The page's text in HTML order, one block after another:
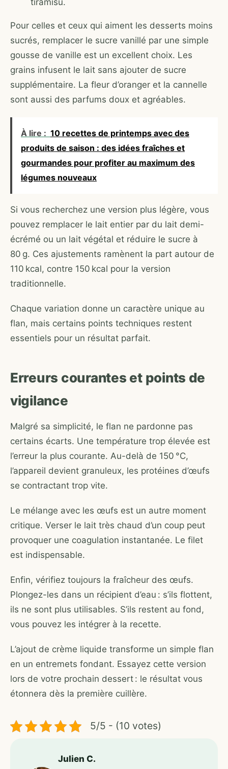
tiramisù.
Pour celles et ceux qui aiment les desserts moins
sucrés, remplacer le sucre vanillé par une simple
gousse de vanille est un excellent choix. Les
grains infusent le lait sans ajouter de sucre
supplémentaire. La fleur d’oranger et la cannelle
sont aussi des parfums doux et agréables.
À lire : 10 recettes de printemps avec des
produits de saison : des idées fraîches et
gourmandes pour profiter au maximum des
légumes nouveaux
Si vous recherchez une version plus légère, vous
pouvez remplacer le lait entier par du lait demi-
écrémé ou un lait végétal et réduire le sucre à
80 g. Ces ajustements ramènent la part autour de
110 kcal, contre 150 kcal pour la version
traditionnelle.
Chaque variation donne un caractère unique au
flan, mais certains points techniques restent
essentiels pour un résultat parfait.
Erreurs courantes et points de
vigilance
Malgré sa simplicité, le flan ne pardonne pas
certains écarts. Une température trop élevée est
l’erreur la plus courante. Au-delà de 150 °C,
l’appareil devient granuleux, les protéines d’œufs
se contractant trop vite.
Le mélange avec les œufs est un autre moment
critique. Verser le lait très chaud d’un coup peut
provoquer une coagulation instantanée. Le filet
est indispensable.
Enfin, vérifiez toujours la fraîcheur des œufs.
Plongez-les dans un récipient d’eau : s’ils flottent,
ils ne sont plus utilisables. S’ils restent au fond,
vous pouvez les intégrer à la recette.
L’ajout de crème liquide transforme un simple flan
en un entremets fondant. Essayez cette version
lors de votre prochain dessert : le résultat vous
étonnera dès la première cuillère.
5/5 - (10 votes)
Julien C.